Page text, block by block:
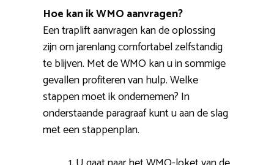
Hoe kan ik WMO aanvragen?
Een traplift aanvragen kan de oplossing
zijn om jarenlang comfortabel zelfstandig
te blijven. Met de WMO kan u in sommige
gevallen profiteren van hulp. Welke
stappen moet ik ondernemen? In
onderstaande paragraaf kunt u aan de slag
met een stappenplan.